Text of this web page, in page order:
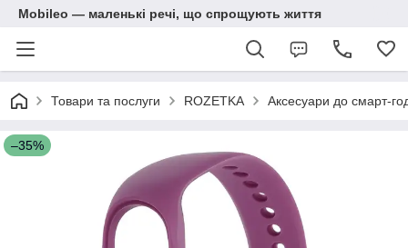
Mobileo — маленькі речі, що спрощують життя
Товари та послуги ROZETKA Аксесуари до смарт-
–35%